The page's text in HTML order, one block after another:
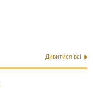
Дивитися всі